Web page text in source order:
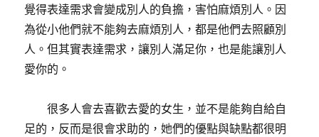
覺得表達需求會變成別人的負擔，害怕麻煩別人。因
為從小他們就不能夠去麻煩別人，都是他們去照顧別
人。但其實表達需求，讓別人滿足你，也是能讓別人
愛你的。
很多人會去喜歡去愛的女生，並不是能夠自給自
足的，反而是很會求助的，她們的優點與缺點都很明